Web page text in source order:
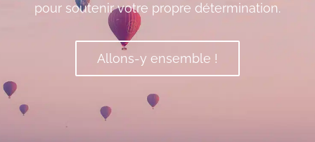
pour soutenir votre propre détermination.
Allons-y ensemble !